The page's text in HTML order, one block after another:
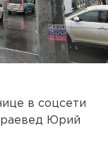
в соцсети
Юрий